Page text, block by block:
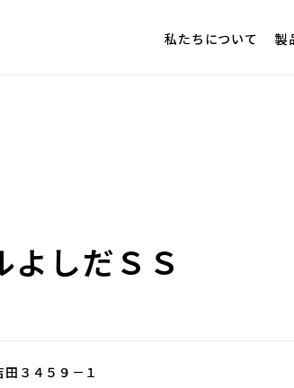
私たちについて 製
よしだＳＳ
田３４５９－１